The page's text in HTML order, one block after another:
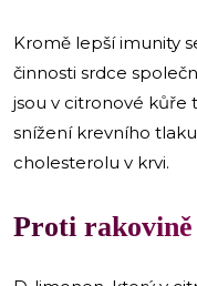
Kromě lepší imunity
činnosti srdce
jsou v citronové kůře
snížení krevního
cholesterolu v krvi.
Proti rakovině